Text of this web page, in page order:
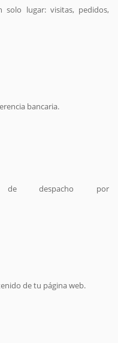
lugar: visitas, pedidos,
bancaria.
de despacho por
de tu página web.